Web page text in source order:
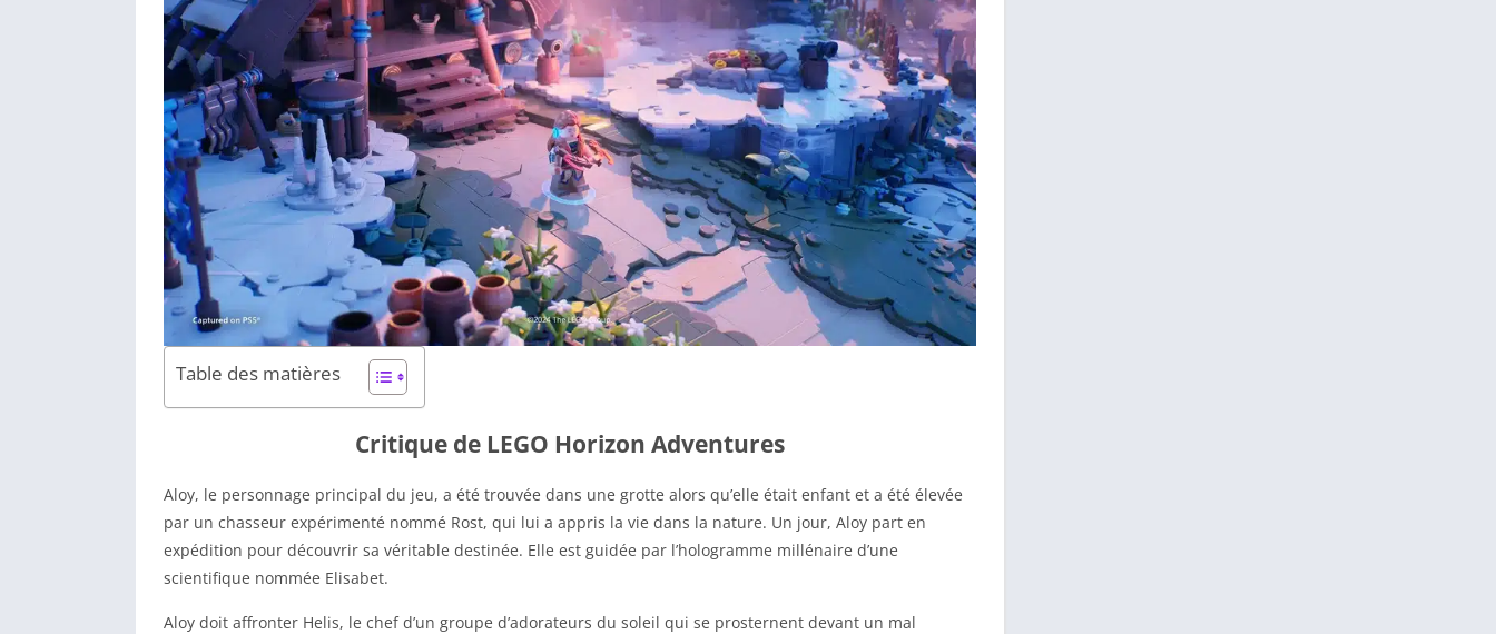
Table des matières
Critique de LEGO Horizon Adventures
Aloy, le personnage principal du jeu, a été trouvée dans une grotte alors qu’elle était enfant et a été élevée
par un chasseur expérimenté nommé Rost, qui lui a appris la vie dans la nature. Un jour, Aloy part en
expédition pour découvrir sa véritable destinée. Elle est guidée par l’hologramme millénaire d’une
scientifique nommée Elisabet.
Aloy doit affronter Helis, le chef d’un groupe d’adorateurs du soleil qui se prosternent devant un mal